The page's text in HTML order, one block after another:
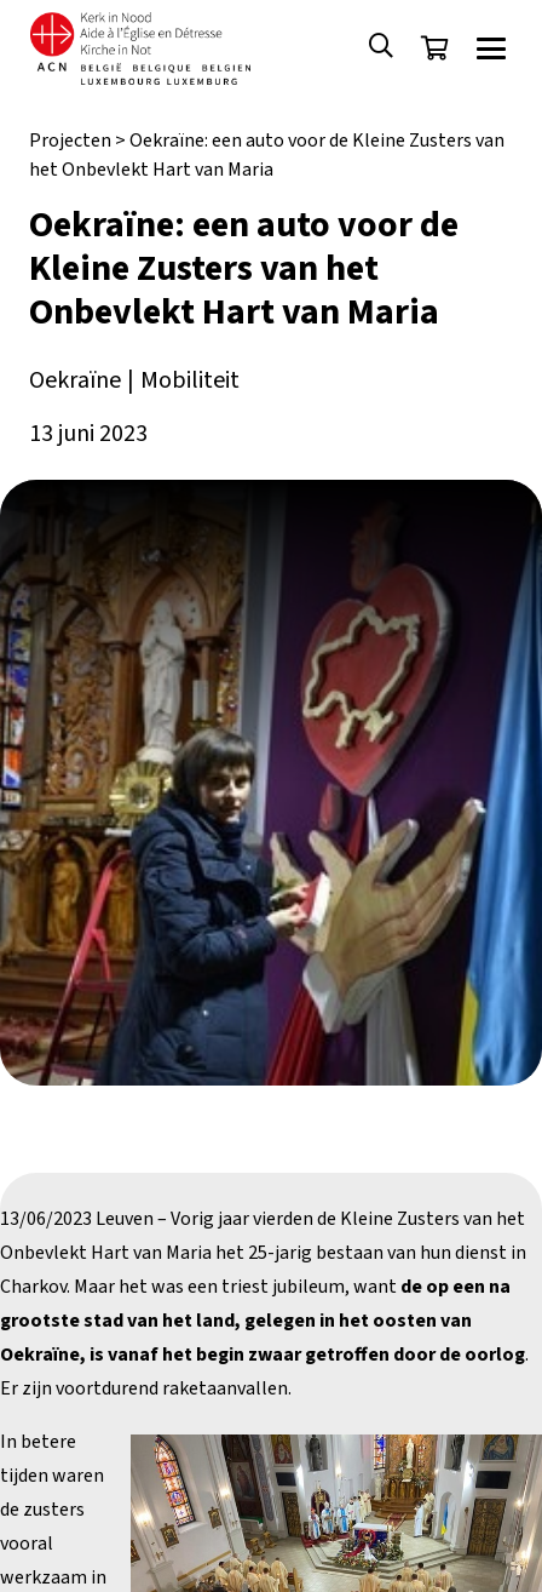
Projecten >Oekraïne: een auto voor de Kleine Zusters van
het Onbevlekt Hart van Maria
Oekraïne: een auto voor de
Kleine Zusters van het
Onbevlekt Hart van Maria
Oekraïne | Mobiliteit
13 juni 2023
13/06/2023 Leuven – Vorig jaar vierden de Kleine Zusters van het
Onbevlekt Hart van Maria het 25-jarig bestaan van hun dienst in
Charkov. Maar het was een triest jubileum, wantde op een na
grootste stad van het land, gelegen in het oosten van
Oekraïne, is vanaf het begin zwaar getroffen door de oorlog.
Er zijn voortdurend raketaanvallen.
In betere
tijden waren
de zusters
vooral
werkzaam in